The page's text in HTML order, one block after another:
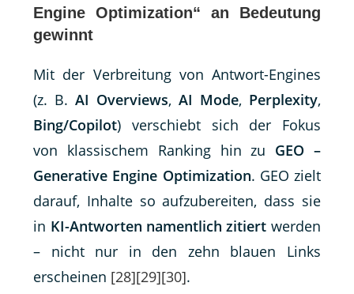
Engine Optimization“ an Bedeutung
gewinnt
Mit der Verbreitung von Antwort-Engines
(z. B.AI Overviews, AI Mode, Perplexity,
Bing/Copilot) verschiebt sich der Fokus
von klassischem Ranking hin zu GEO –
Generative Engine Optimization. GEO zielt
darauf, Inhalte so aufzubereiten, dass sie
in KI-Antworten namentlich zitiert werden
– nicht nur in den zehn blauen Links
erscheinen [28][29][30].